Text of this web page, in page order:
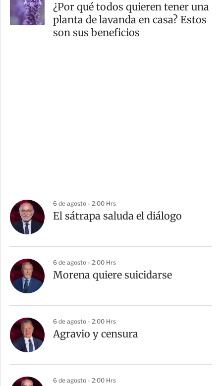
¿Por qué todos quieren tener una
planta de lavanda en casa? Estos
son sus beneficios
6 de agosto - 2:00 Hrs
El sátrapa saluda el diálogo
6 de agosto - 2:00 Hrs
Morena quiere suicidarse
6 de agosto - 2:00 Hrs
Agravio y censura
6 de agosto - 2:00 Hrs